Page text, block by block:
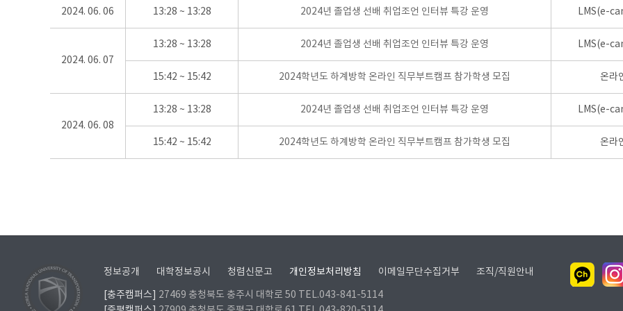
2024. 06. 06 13:28 ~ 13:28 2024년 졸업생 선배 취업조언 인터뷰 특강 운영 LMS(e-
2024. 06. 07
13:28 ~ 13:28 2024년 졸업생 선배 취업조언 인터뷰 특강 운영 LMS(e-
15:42 ~ 15:42 2024학년도 하계방학 온라인 직무부트캠프 참가학생 모집 온라
2024. 06. 08
13:28 ~ 13:28 2024년 졸업생 선배 취업조언 인터뷰 특강 운영 LMS(e-
15:42 ~ 15:42 2024학년도 하계방학 온라인 직무부트캠프 참가학생 모집 온라
정보공개 대학정보공시 청렴신문고 개인정보처리방침 이메일무단수집거부 조직/직원안내
[충주캠퍼스]
27469 충청북도 충주시 대학로 50 TEL.043-841-5114